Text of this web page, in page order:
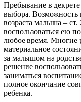
Пребывание в декрете
выбора. Возможность
возраста малыша –
воспользоваться ею
любое время. Многие
материальное
за малышом на
решение
заниматься
полное окончание
ребенка.